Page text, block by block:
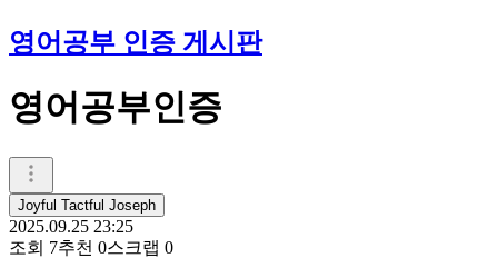
영어공부 인증 게시판
영어공부인증
Joyful Tactful Joseph
2025.09.25 23:25
조회 7추천 0스크랩 0